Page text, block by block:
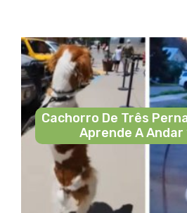
Cachorro De Três
Aprende A Andar